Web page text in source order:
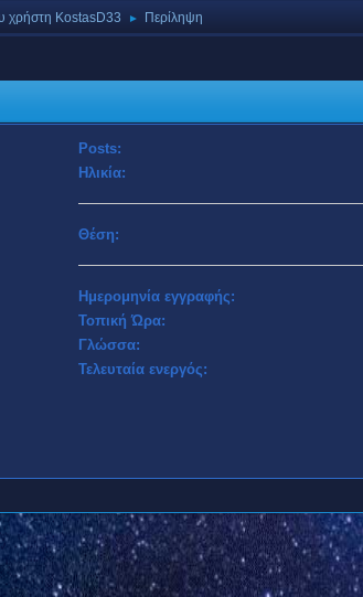
χρήστη KostasD33 ► Περίληψη
Posts:
Ηλικία:
Θέση:
Ημερομηνία εγγραφής:
Τοπική Ώρα:
Γλώσσα:
Τελευταία ενεργός: